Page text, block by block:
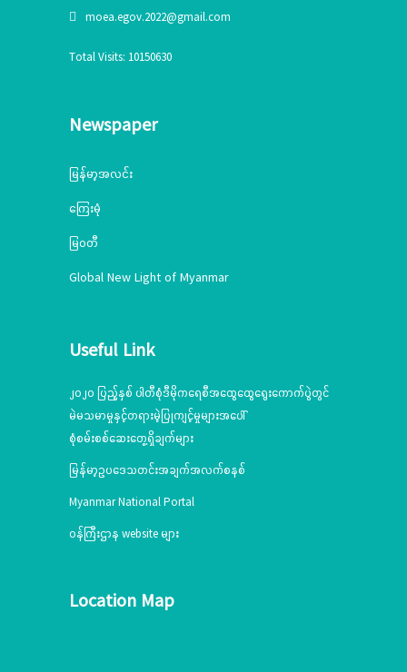
moea.egov.2022@gmail.com
Total Visits: 10150630
Newspaper
မြန်မာ့အလင်း
ကြေးမုံ
မြဝတီ
Global New Light of Myanmar
Useful Link
၂၀၂၀ ပြည့်နှစ် ပါတီစုံဒီမိုကရေစီအထွေထွေရွေးကောက်ပွဲတွင်
မဲမသမာမှုနှင့်တရားမဲ့ပြုကျင့်မှုများအပေါ်
စုံစမ်းစစ်ဆေးတွေ့ရှိချက်များ
မြန်မာ့ဥပဒေသတင်းအချက်အလက်စနစ်
Myanmar National Portal
ဝန်ကြီးဌာန website များ
Location Map